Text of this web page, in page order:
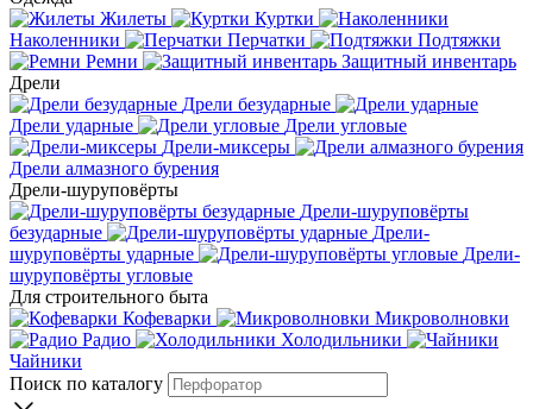
Жилеты
Куртки
Наколенники
Перчатки
Подтяжки
Ремни
Защитный инвентарь
Дрели
Дрели безударные
Дрели ударные
Дрели угловые
Дрели-миксеры
Дрели алмазного бурения
Дрели-шуруповёрты
Дрели-шуруповёрты
безударные
Дрели-
шуруповёрты ударные
Дрели-
шуруповёрты угловые
Для строительного быта
Кофеварки
Микроволновки
Радио
Холодильники
Чайники
Поиск по каталогу